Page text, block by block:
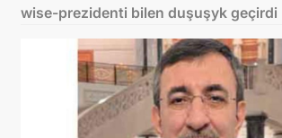
TÜRKMENISTAN
KONSULLYK HYZMATLARY
DIM
wise-prezidenti bilen duşuşyk geçirdi